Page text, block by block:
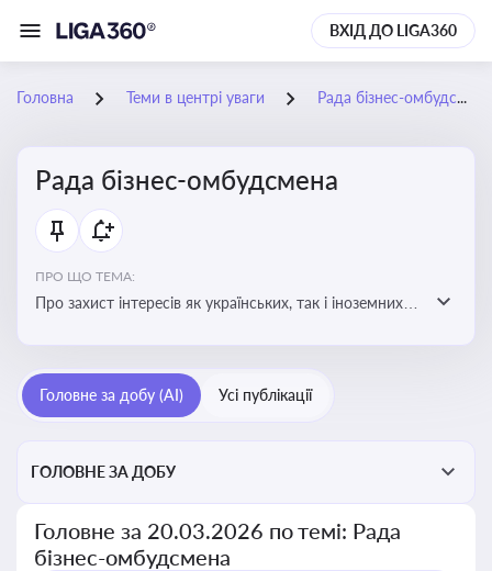
ВХІД ДО LIGA360
Головна Теми в центрі уваги Рада бізнес-омбудсмена
Рада бізнес-омбудсмена
ПРО ЩО ТЕМА:
Про захист інтересів як українських, так і іноземних
Головне за добу (AI) Усі публікації
ГОЛОВНЕ ЗА ДОБУ
Головне за 20.03.2026 по темі: Рада
бізнес-омбудсмена